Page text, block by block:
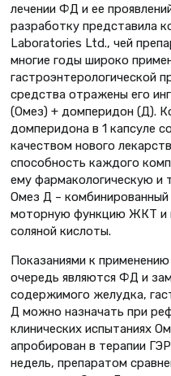
лечении ФД и ее
разработку представила
Laboratories Ltd., чей
многие годы широко
гастроэнтерологической
средства отражены его
(Омез) + домперидон (Д).
домперидона в 1 капсуле
качеством нового
способность каждого
ему фармакологическую и
Омез Д –
моторную функцию ЖКТ и
соляной кислоты.
Показаниями к
очередь являются ФД и
содержимого желудка,
Д можно назначать при
клинических испытаниях
апробирован в терапии
недель, препаратом